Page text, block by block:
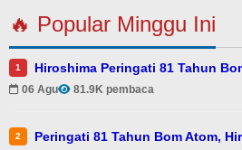
🔥 Popular Minggu Ini
1 Hiroshima Peringati 81 Tahun
06 Agu 81.9K pembaca
2
Peringati 81 Tahun Bom Atom,